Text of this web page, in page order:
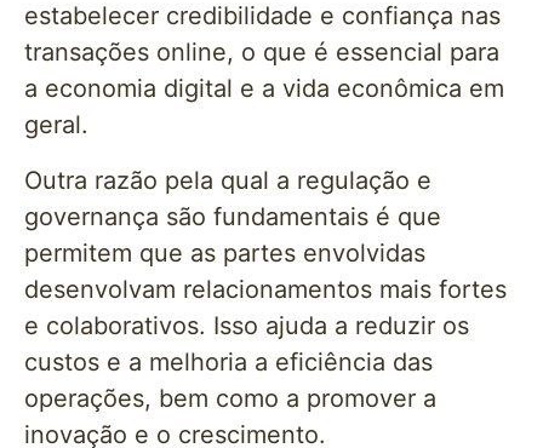
estabelecer credibilidade e confiança nas
transações online, o que é essencial para
a economia digital e a vida econômica em
geral.
Outra razão pela qual a regulação e
governança são fundamentais é que
permitem que as partes envolvidas
desenvolvam relacionamentos mais fortes
e colaborativos. Isso ajuda a reduzir os
custos e a melhoria a eficiência das
operações, bem como a promover a
inovação e o crescimento.